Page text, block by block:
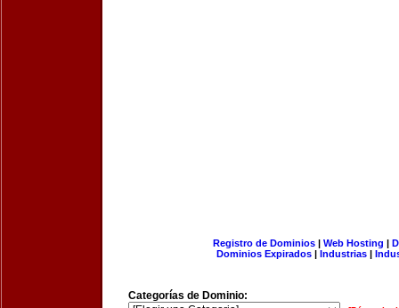
Registro de Dominios| Web Hosting |
Dominios Expirados | Industrias |
Categorías de Dominio: